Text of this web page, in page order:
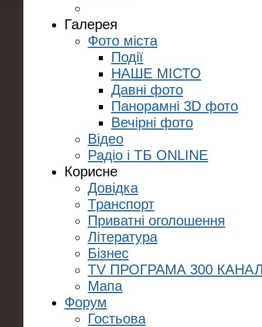
Галерея
Фото міста
Події
НАШЕ МІСТО
Давні фото
Панорамні 3D фото
Вечірні фото
Відео
Радіо і ТБ ONLINE
Корисне
Довідка
Транспорт
Приватні оголошення
Література
Бізнес
TV ПРОГРАМА 300
Мапа
Форум
Гостьова